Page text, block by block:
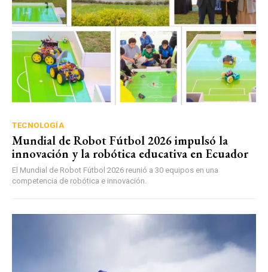
TECNOLOGÍA
Mundial de Robot Fútbol 2026 impulsó la
innovación y la robótica educativa en Ecuador
El Mundial de Robot Fútbol 2026 reunió a 30 equipos en una
competencia de robótica e innovación.